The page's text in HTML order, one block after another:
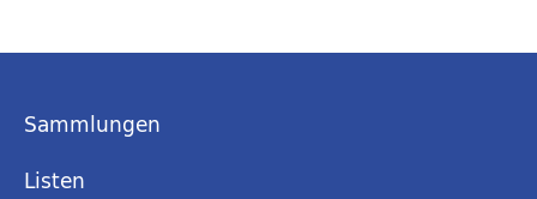
Sammlungen
Listen